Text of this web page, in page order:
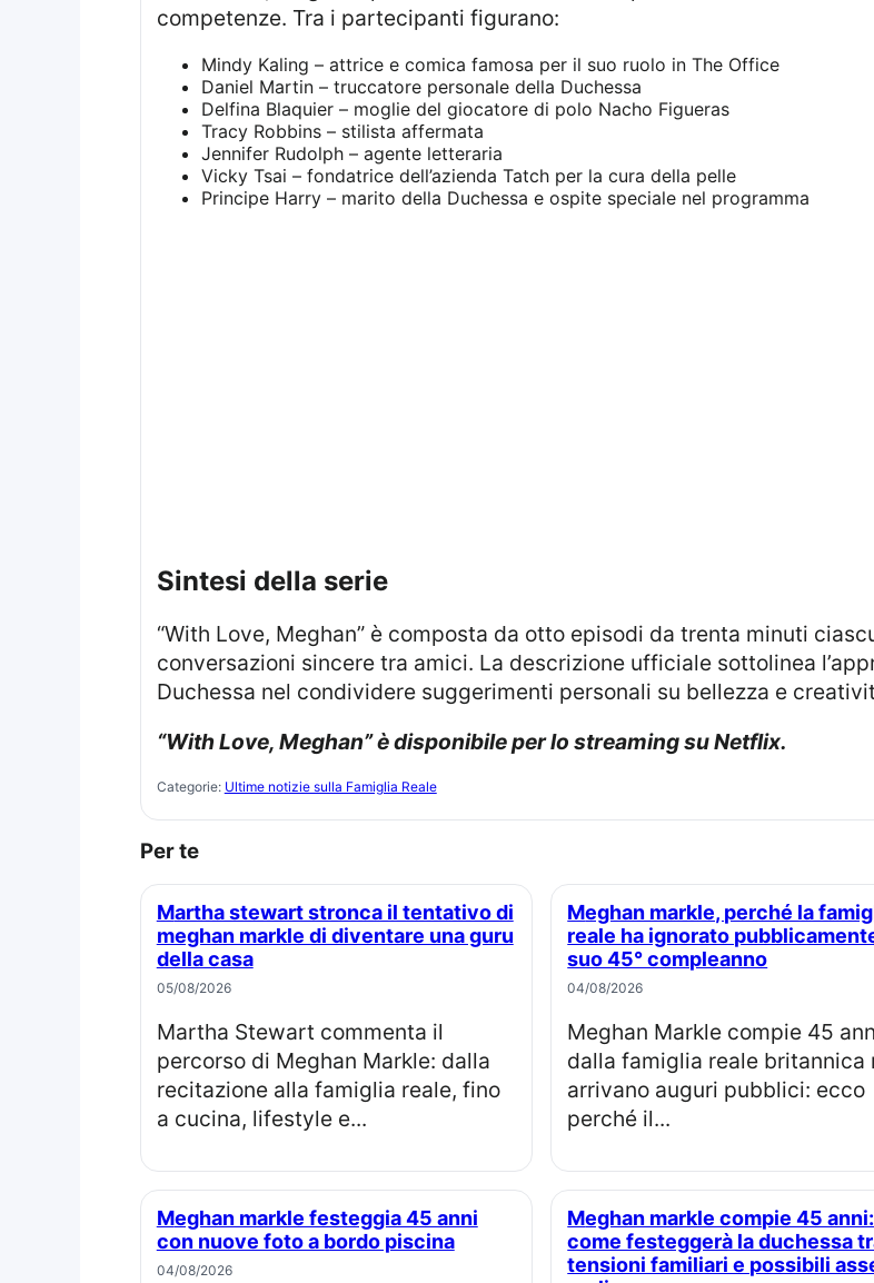
competenze. Tra i partecipanti figurano:
Mindy Kaling – attrice e comica famosa per il suo ruolo in The Office
Daniel Martin – truccatore personale della Duchessa
Delfina Blaquier – moglie del giocatore di polo Nacho Figueras
Tracy Robbins – stilista affermata
Jennifer Rudolph – agente letteraria
Vicky Tsai – fondatrice dell’azienda Tatch per la cura della pelle
Principe Harry – marito della Duchessa e ospite speciale nel programma
sintesi della serie
“With Love, Meghan” è composta da otto episodi da trenta minuti ciascuno e combina momenti pratici con
conversazioni sincere tra amici. La descrizione ufficiale sottolinea
Duchessa nel condividere suggerimenti personali su bellezza e
“With Love, Meghan” è disponibile per lo streaming su Netflix.
Categorie: Ultime notizie sulla Famiglia Reale
Per te
Martha stewart stronca il tentativo di
meghan markle di diventare una guru
della casa
05/08/2026
Martha Stewart commenta il
percorso di Meghan Markle: dalla
recitazione alla famiglia reale, fino
a cucina, lifestyle e...
Meghan markle, perché la famiglia
reale ha ignorato
suo 45° compleanno
04/08/2026
Meghan Markle compie 45 anni, ma
dalla famiglia reale britannica
arrivano auguri pubblici: ecco
perché il...
Meghan markle festeggia 45 anni
con nuove foto a bordo piscina
04/08/2026
Meghan markle compie 45 anni:
come festeggerà la duchessa
tensioni familiari e possibili